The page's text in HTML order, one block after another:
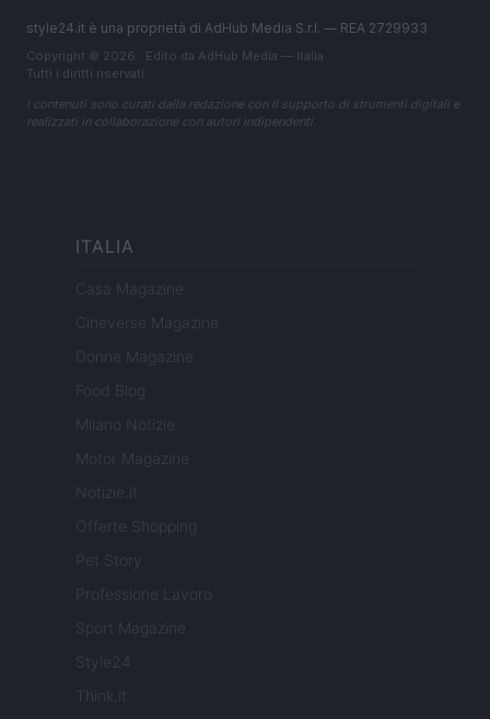
style24.it è una proprietà di AdHub Media S.r.l. — REA 2729933
Copyright © 2026 · Edito da AdHub Media — Italia
Tutti i diritti riservati
I contenuti sono curati dalla redazione con il supporto di strumenti digitali e
realizzati in collaborazione con autori indipendenti.
ITALIA
Casa Magazine
Cineverse Magazine
Donne Magazine
Food Blog
Milano Notizie
Motor Magazine
Notizie.it
Offerte Shopping
Pet Story
Professione Lavoro
Sport Magazine
Style24
Think.it